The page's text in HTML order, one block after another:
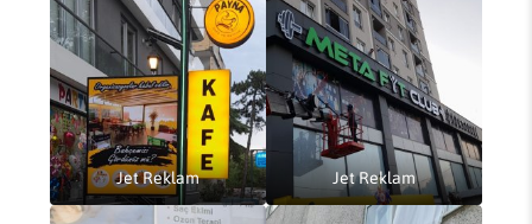
Jet Reklam Jet Reklam